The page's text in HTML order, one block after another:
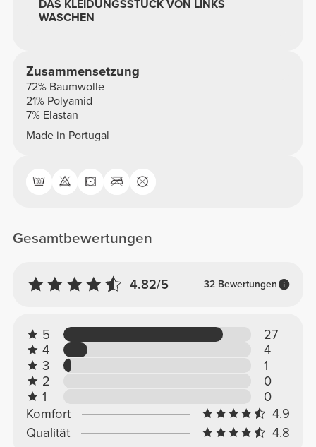
DAS KLEIDUNGSSTÜCK VON LINKS
WASCHEN
Zusammensetzung
72% Baumwolle
21% Polyamid
7% Elastan
Made in Portugal
Gesamtbewertungen
4.82/5 32 Bewertungen
5
27
4
4
3
1
2
0
1
0
Komfort
4.9
Qualität
4.8